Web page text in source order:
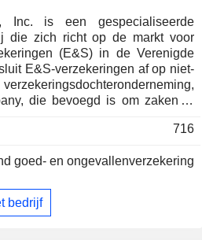
Inc. is een gespecialiseerde
die zich richt op de markt voor
(E&S) in de Verenigde
E&S-verzekeringen af op niet-
die bevoegd is om zaken te
Maagdeneilanden.
Aspera Insurance Services, Inc.,
klanten. Het aanbod op het
omvat onder meer
716
goed- en ongevallenverzekering
bedrijf